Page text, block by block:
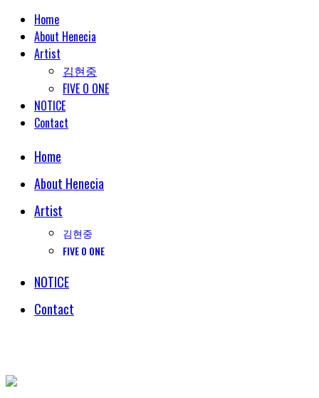
Home
About Henecia
Artist
김현중
FIVE O ONE
NOTICE
Contact
Home
About Henecia
Artist
김현중
FIVE O ONE
NOTICE
Contact